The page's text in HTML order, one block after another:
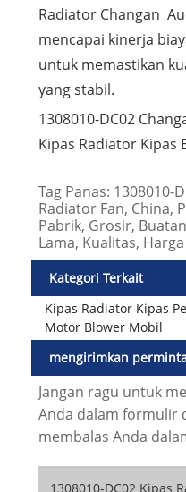
Radiator Changan
mencapai kinerja
untuk memastikan
yang stabil.
1308010-DC02
Kipas Radiator Kipas
Tag Panas: 1308010-
Radiator Fan, China,
Pabrik, Grosir,
Lama, Kualitas, Harga
Kategori Terkait
Kipas Radiator Kipas
Motor Blower Mobil
mengirimkan
Jangan ragu untuk
Anda dalam formulir
membalas Anda